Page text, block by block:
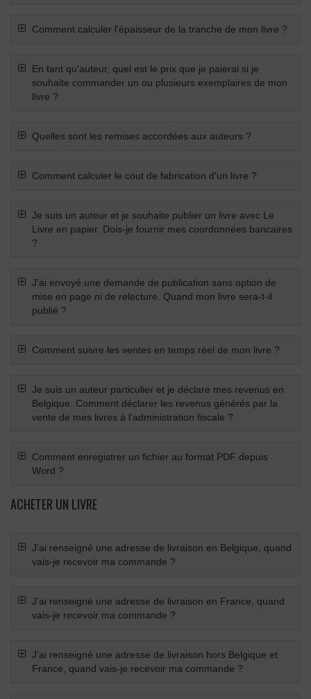
Comment calculer l'épaisseur de la tranche de mon livre ?
En tant qu'auteur, quel est le prix que je paierai si je
souhaite commander un ou plusieurs exemplaires de mon
livre ?
Quelles sont les remises accordées aux auteurs ?
Comment calculer le cout de fabrication d'un livre ?
Je suis un auteur et je souhaite publier un livre avec Le
Livre en papier. Dois-je fournir mes coordonnées bancaires
?
J’ai envoyé une demande de publication sans option de
mise en page ni de relecture. Quand mon livre sera-t-il
publié ?
Comment suivre les ventes en temps réel de mon livre ?
Je suis un auteur particulier et je déclare mes revenus en
Belgique. Comment déclarer les revenus générés par la
vente de mes livres à l’administration fiscale ?
Comment enregistrer un fichier au format PDF depuis
Word ?
ACHETER UN LIVRE
J’ai renseigné une adresse de livraison en Belgique, quand
vais-je recevoir ma commande ?
J’ai renseigné une adresse de livraison en France, quand
vais-je recevoir ma commande ?
J’ai renseigné une adresse de livraison hors Belgique et
France, quand vais-je recevoir ma commande ?